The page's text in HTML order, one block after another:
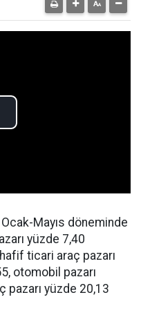
Ocak-Mayıs döneminde
yüzde 7,40
ticari araç pazarı
otomobil pazarı
pazarı yüzde 20,13